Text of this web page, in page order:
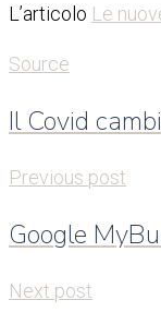
L’articolo Le
Source
Il Covid
Previous post
Google
Next post